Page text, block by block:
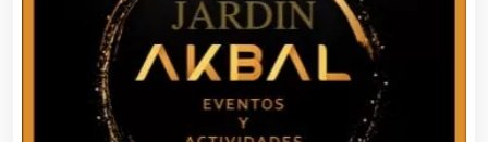
Albercas
Alimentos